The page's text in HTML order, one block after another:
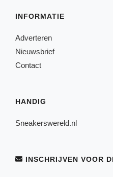
INFORMATIE
Adverteren
Nieuwsbrief
Contact
HANDIG
Sneakerswereld.nl
INSCHRIJVEN VOOR